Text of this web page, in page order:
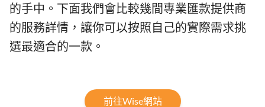
的手中。下面我們會比較幾間專業匯款提供商
的服務詳情，讓你可以按照自己的實際需求挑
選最適合的一款。
前往Wise網站